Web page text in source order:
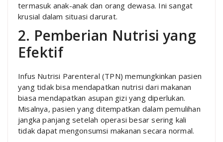
termasuk anak-anak dan orang dewasa. Ini sangat
krusial dalam situasi darurat.
2. Pemberian Nutrisi yang
Efektif
Infus Nutrisi Parenteral (TPN) memungkinkan pasien
yang tidak bisa mendapatkan nutrisi dari makanan
biasa mendapatkan asupan gizi yang diperlukan.
Misalnya, pasien yang ditempatkan dalam pemulihan
jangka panjang setelah operasi besar sering kali
tidak dapat mengonsumsi makanan secara normal.